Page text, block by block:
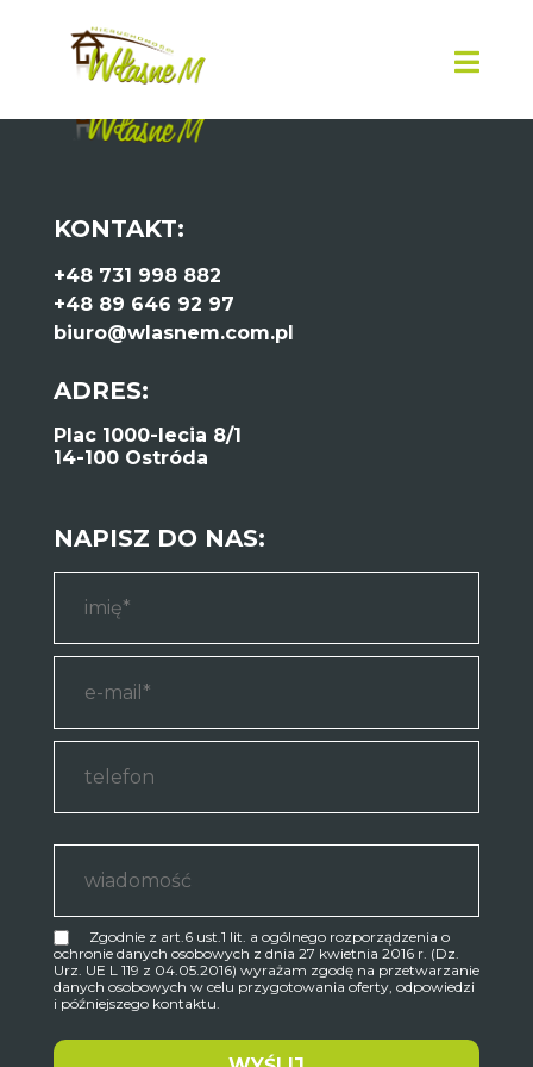
KONTAKT:
+48 731 998 882
+48 89 646 92 97
biuro@wlasnem.com.pl
ADRES:
Plac 1000-lecia 8/1
14-100 Ostróda
NAPISZ DO NAS:
Zgodnie z art.6 ust.1 lit. a ogólnego rozporządzenia o
ochronie danych osobowych z dnia 27 kwietnia 2016 r. (Dz.
Urz. UE L 119 z 04.05.2016) wyrażam zgodę na przetwarzanie
danych osobowych w celu przygotowania oferty, odpowiedzi
i późniejszego kontaktu.